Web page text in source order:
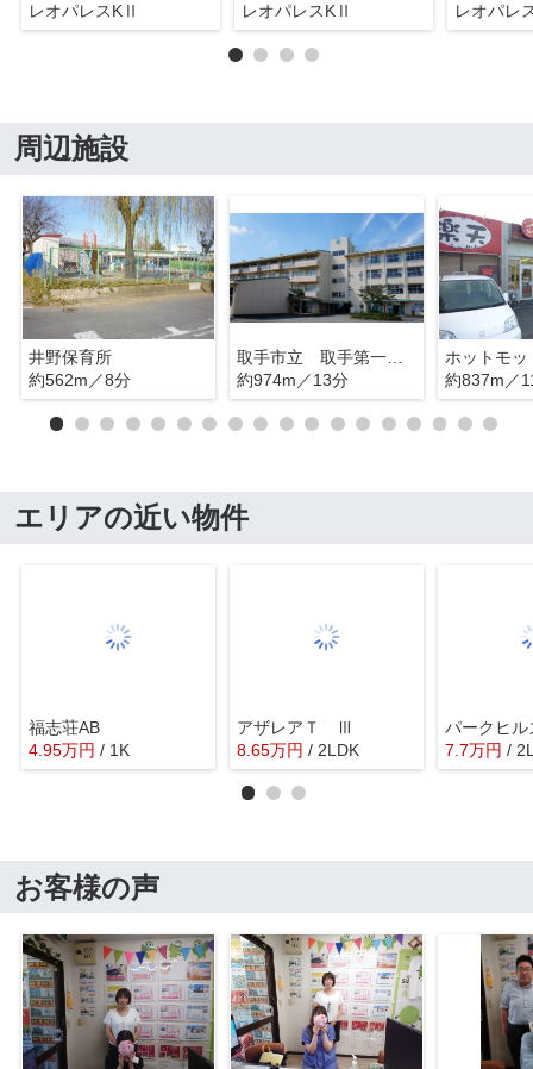
レオパレスKⅡ レオパレスKⅡ レオパレ
周辺施設
井野保育所
約562m／8分
取手市立 取手第一中学校
約974m／13分
ホットモ
約837m／
エリアの近い物件
福志荘AB
4.95万円 / 1K
アザレアＴ Ⅲ
8.65万円 / 2LDK 7.7万円 /
お客様の声